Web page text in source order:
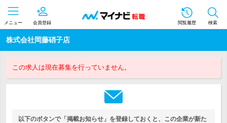
メニュー 会員登録 閲覧履歴 検索
株式会社岡藤硝子店
この求人は現在募集を行っていません。
以下のボタンで「掲載お知らせ」を登録しておくと、この企業が新た